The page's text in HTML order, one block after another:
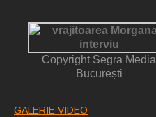
Copyright Segra Media
București
GALERIE VIDEO